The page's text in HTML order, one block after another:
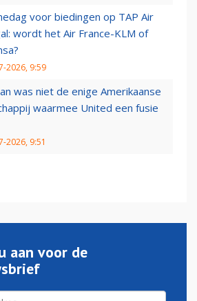
voor biedingen op TAP Air
wordt het Air France-KLM of
2026, 9:59
was niet de enige Amerikaanse
waarmee United een fusie
2026, 9:51
aan voor de